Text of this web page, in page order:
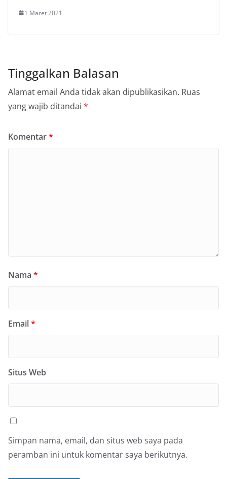
1 Maret 2021
Tinggalkan Balasan
Alamat email Anda tidak akan dipublikasikan. Ruas
yang wajib ditandai *
Komentar*
Nama *
Email*
Situs Web
Simpan nama, email, dan situs web saya pada
peramban ini untuk komentar saya berikutnya.